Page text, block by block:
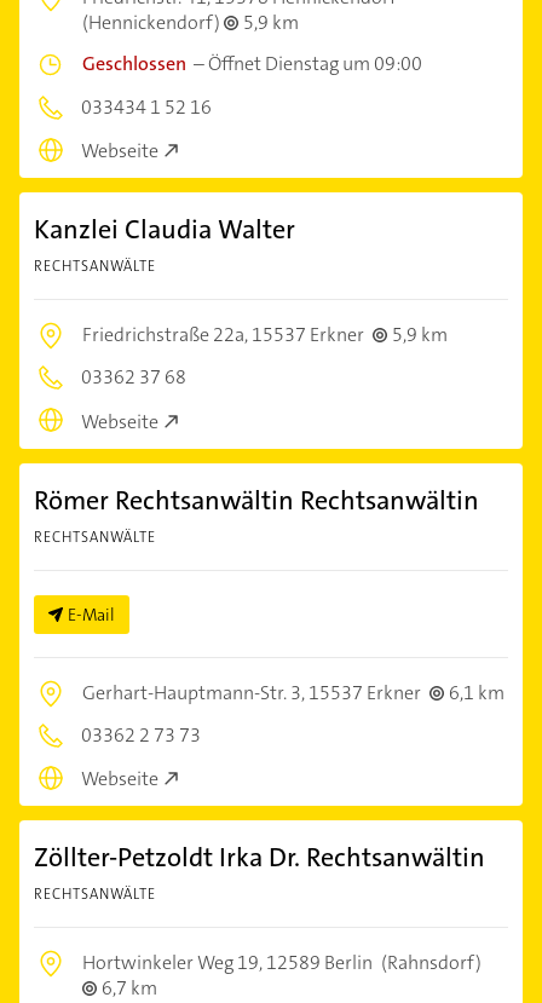
(Hennickendorf)
5,9 km
Geschlossen –Öffnet Dienstag um 09:00
033434 1 52 16
Webseite
Kanzlei Claudia Walter
RECHTSANWÄLTE
Friedrichstraße 22a,15537 Erkner
5,9 km
03362 37 68
Webseite
Römer Rechtsanwältin Rechtsanwältin
RECHTSANWÄLTE
E-Mail
Gerhart-Hauptmann-Str. 3,15537 Erkner
6,1 km
03362 2 73 73
Webseite
Zöllter-Petzoldt Irka Dr. Rechtsanwältin
RECHTSANWÄLTE
Hortwinkeler Weg 19,12589 Berlin (Rahnsdorf)
6,7 km